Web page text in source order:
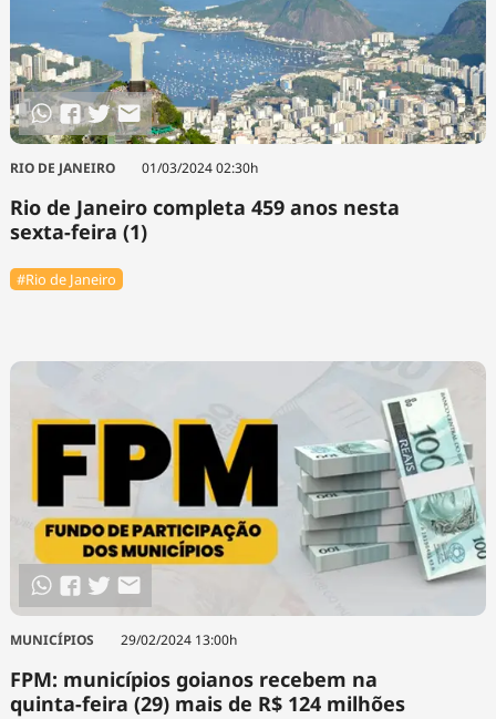
RIO DE JANEIRO 01/03/2024 02:30h
Rio de Janeiro completa 459 anos nesta
sexta-feira (1)
#Rio de Janeiro
MUNICÍPIOS 29/02/2024 13:00h
FPM: municípios goianos recebem na
quinta-feira (29) mais de R$ 124 milhões